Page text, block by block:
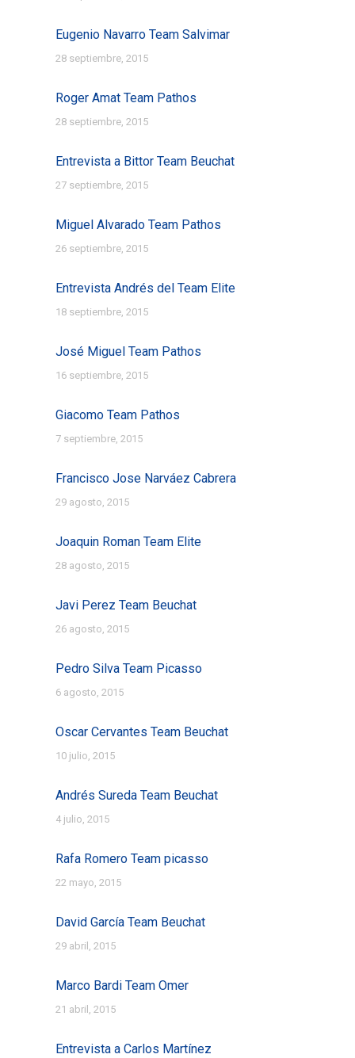
Eugenio Navarro Team Salvimar
28 septiembre, 2015
Roger Amat Team Pathos
28 septiembre, 2015
Entrevista a Bittor Team Beuchat
27 septiembre, 2015
Miguel Alvarado Team Pathos
26 septiembre, 2015
Entrevista Andrés del Team Elite
18 septiembre, 2015
José Miguel Team Pathos
16 septiembre, 2015
Giacomo Team Pathos
7 septiembre, 2015
Francisco Jose Narváez Cabrera
29 agosto, 2015
Joaquin Roman Team Elite
28 agosto, 2015
Javi Perez Team Beuchat
26 agosto, 2015
Pedro Silva Team Picasso
6 agosto, 2015
Oscar Cervantes Team Beuchat
10 julio, 2015
Andrés Sureda Team Beuchat
4 julio, 2015
Rafa Romero Team picasso
22 mayo, 2015
David García Team Beuchat
29 abril, 2015
Marco Bardi Team Omer
21 abril, 2015
Entrevista a Carlos Martínez